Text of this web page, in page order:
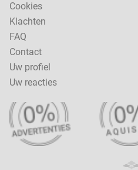
Cookies
Klachten
FAQ
Contact
Uw profiel
Uw reacties